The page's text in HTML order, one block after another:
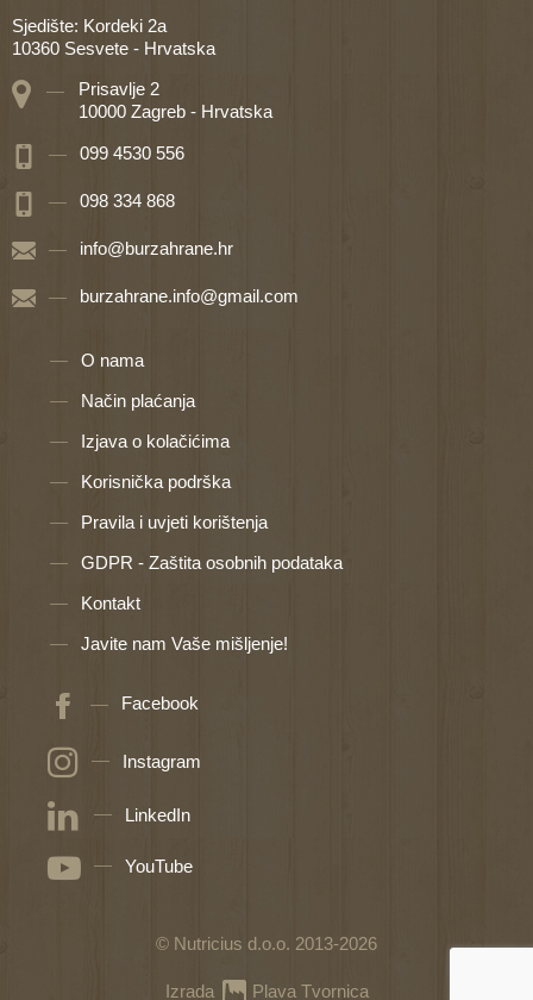
Sjedište: Kordeki 2a
10360 Sesvete - Hrvatska
Prisavlje 2
10000 Zagreb - Hrvatska
099 4530 556
098 334 868
info@burzahrane.hr
burzahrane.info@gmail.com
O nama
Način plaćanja
Izjava o kolačićima
Korisnička podrška
Pravila i uvjeti korištenja
GDPR - Zaštita osobnih podataka
Kontakt
Javite nam Vaše mišljenje!
Facebook
Instagram
LinkedIn
YouTube
© Nutricius d.o.o. 2013-2026
Izrada Plava Tvornica